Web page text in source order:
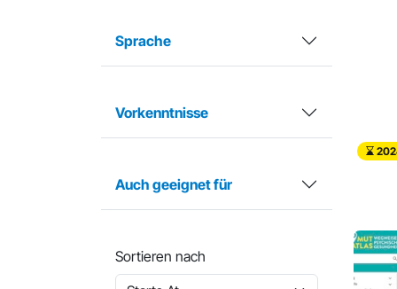
Sprache
Vorkenntnisse
Auch geeignet für
Sortieren nach